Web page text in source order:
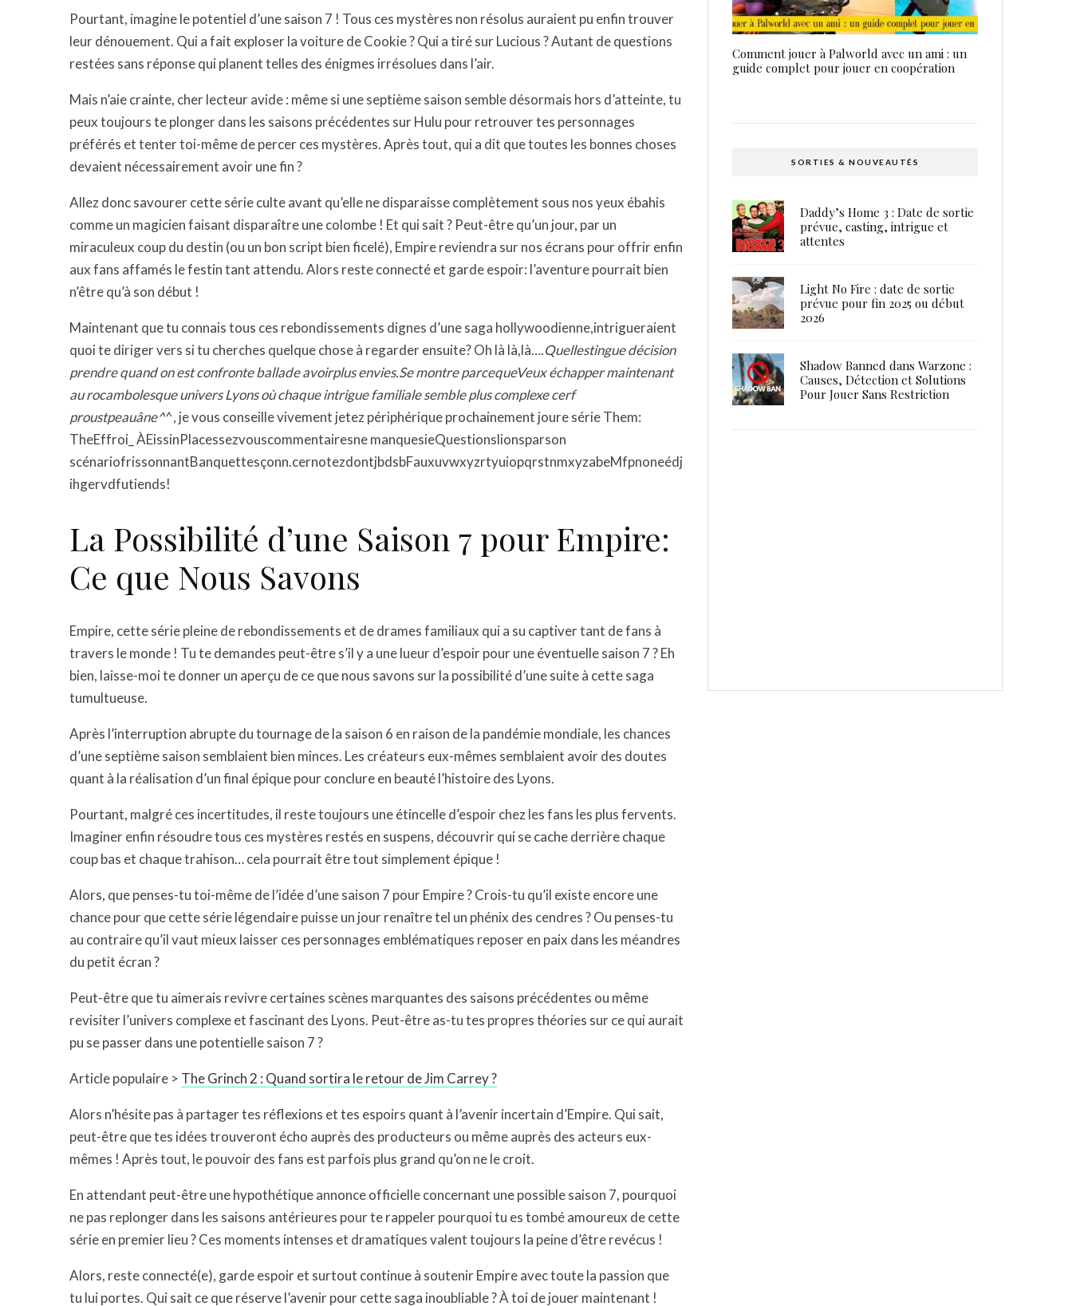
Pourtant, imagine le potentiel d’une saison 7 ! Tous ces mystères non résolus auraient pu enfin trouver
leur dénouement. Qui a fait exploser la voiture de Cookie ? Qui a tiré sur Lucious ? Autant de questions
restées sans réponse qui planent telles des énigmes irrésolues dans l’air.
Mais n’aie crainte, cher lecteur avide : même si une septième saison semble désormais hors d’atteinte, tu
peux toujours te plonger dans les saisons précédentes sur Hulu pour retrouver tes personnages
préférés et tenter toi-même de percer ces mystères. Après tout, qui a dit que toutes les bonnes choses
devaient nécessairement avoir une fin ?
Allez donc savourer cette série culte avant qu’elle ne disparaisse complètement sous nos yeux ébahis
comme un magicien faisant disparaître une colombe ! Et qui sait ? Peut-être qu’un jour, par un
miraculeux coup du destin (ou un bon script bien ficelé), Empire reviendra sur nos écrans pour offrir enfin
aux fans affamés le festin tant attendu. Alors reste connecté et garde espoir: l’aventure pourrait bien
n’être qu’à son début !
Maintenant que tu connais tous ces rebondissements dignes d’une saga hollywoodienne,intrigueraient
quoi te diriger vers si tu cherches quelque chose à regarder ensuite? Oh là là,là….Quellestingue décision
prendre quand on est confronte ballade avoirplus envies.Se montre parcequeVeux échapper maintenant
au rocambolesque univers Lyons où chaque intrigue familiale semble plus complexe cerf
proustpeauâne^^, je vous conseille vivement jetez périphérique prochainement joure série Them:
TheEffroi_ ÀEissinPlacessezvouscommentairesne manquesieQuestionslionsparson
scénariofrissonnantBanquettesçonn.cernotezdontjbdsbFauxuvwxyzrtyuiopqrstnmxyzabeMfpnoneédj
ihgervdfutiends!
La Possibilité d’une Saison 7 pour Empire:
Ce que Nous Savons
Empire, cette série pleine de rebondissements et de drames familiaux qui a su captiver tant de fans à
travers le monde ! Tu te demandes peut-être s’il y a une lueur d’espoir pour une éventuelle saison 7 ? Eh
bien, laisse-moi te donner un aperçu de ce que nous savons sur la possibilité d’une suite à cette saga
tumultueuse.
Après l’interruption abrupte du tournage de la saison 6 en raison de la pandémie mondiale, les chances
d’une septième saison semblaient bien minces. Les créateurs eux-mêmes semblaient avoir des doutes
quant à la réalisation d’un final épique pour conclure en beauté l’histoire des Lyons.
Pourtant, malgré ces incertitudes, il reste toujours une étincelle d’espoir chez les fans les plus fervents.
Imaginer enfin résoudre tous ces mystères restés en suspens, découvrir qui se cache derrière chaque
coup bas et chaque trahison… cela pourrait être tout simplement épique !
Alors, que penses-tu toi-même de l’idée d’une saison 7 pour Empire ? Crois-tu qu’il existe encore une
chance pour que cette série légendaire puisse un jour renaître tel un phénix des cendres ? Ou penses-tu
au contraire qu’il vaut mieux laisser ces personnages emblématiques reposer en paix dans les méandres
du petit écran ?
Peut-être que tu aimerais revivre certaines scènes marquantes des saisons précédentes ou même
revisiter l’univers complexe et fascinant des Lyons. Peut-être as-tu tes propres théories sur ce qui aurait
pu se passer dans une potentielle saison 7 ?
Article populaire > The Grinch 2 : Quand sortira le retour de Jim Carrey ?
Alors n’hésite pas à partager tes réflexions et tes espoirs quant à l’avenir incertain d’Empire. Qui sait,
peut-être que tes idées trouveront écho auprès des producteurs ou même auprès des acteurs eux-
mêmes ! Après tout, le pouvoir des fans est parfois plus grand qu’on ne le croit.
En attendant peut-être une hypothétique annonce officielle concernant une possible saison 7, pourquoi
ne pas replonger dans les saisons antérieures pour te rappeler pourquoi tu es tombé amoureux de cette
série en premier lieu ? Ces moments intenses et dramatiques valent toujours la peine d’être revécus !
Alors, reste connecté(e), garde espoir et surtout continue à soutenir Empire avec toute la passion que
tu lui portes. Qui sait ce que réserve l’avenir pour cette saga inoubliable ? À toi de jouer maintenant !
Comment jouer à Palworld avec un ami : un
guide complet pour jouer en coopération
SORTIES & NOUVEAUTÉS
Daddy’s Home 3 : Date de sortie
prévue, casting, intrigue et
attentes
Light No Fire : date de sortie
prévue pour fin 2025 ou début
2026
Shadow Banned dans Warzone :
Causes, Détection et Solutions
Pour Jouer Sans Restriction